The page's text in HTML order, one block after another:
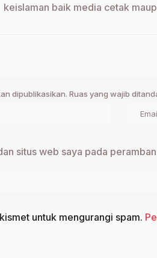
keislaman baik media cetak
dipublikasikan. Ruas yang wajib
situs web saya pada
untuk mengurangi spam.